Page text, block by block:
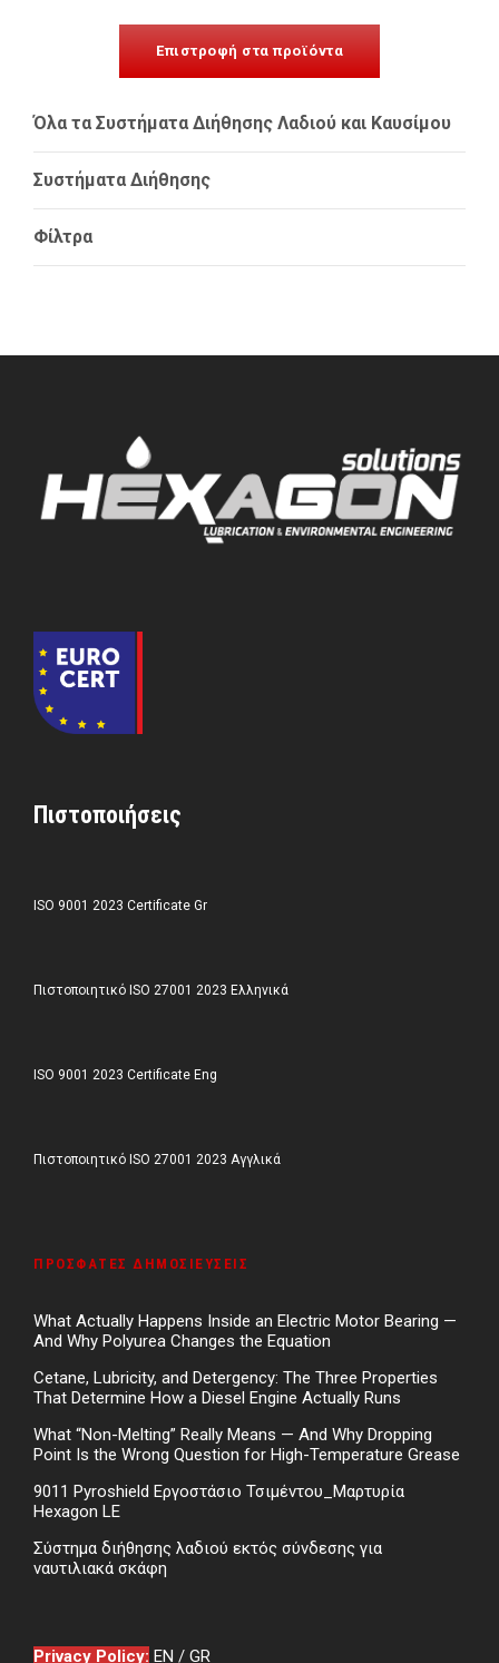
Επιστροφή στα προϊόντα
Όλα τα Συστήματα Διήθησης Λαδιού και Καυσίμου
Συστήματα Διήθησης
Φίλτρα
Πιστοποιήσεις
ISO 9001 2023 Certificate Gr
Πιστοποιητικό ISO 27001 2023 Ελληνικά
ISO 9001 2023 Certificate Eng
Πιστοποιητικό ISO 27001 2023 Αγγλικά
ΠΡΌΣΦΑΤΕΣ ΔΗΜΟΣΙΕΎΣΕΙΣ
What Actually Happens Inside an Electric Motor Bearing —
And Why Polyurea Changes the Equation
Cetane, Lubricity, and Detergency: The Three Properties
That Determine How a Diesel Engine Actually Runs
What “Non-Melting” Really Means — And Why Dropping
Point Is the Wrong Question for High-Temperature Grease
9011 Pyroshield Εργοστάσιο Τσιμέντου_Μαρτυρία
Hexagon LE
Σύστημα διήθησης λαδιού εκτός σύνδεσης για
ναυτιλιακά σκάφη
Privacy Policy: EN / GR